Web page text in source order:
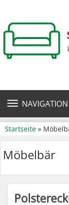
NAVIGATION
Startseite »
Möbelbär